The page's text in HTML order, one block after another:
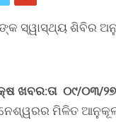
ସ୍ୱାସ୍ଥ୍ୟ ଶିବିର
ଖବର:ତା ୦୯/୦୩/୨୭
ମିଳିତ